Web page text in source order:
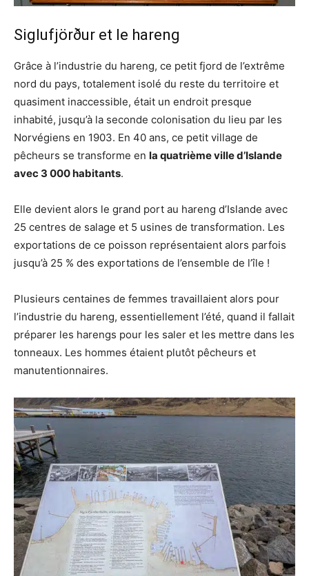
Siglufjörður et le hareng
Grâce à l’industrie du hareng, ce petit fjord de l’extrême
nord du pays, totalement isolé du reste du territoire et
quasiment inaccessible, était un endroit presque
inhabité, jusqu’à la seconde colonisation du lieu par les
Norvégiens en 1903. En 40 ans, ce petit village de
pêcheurs se transforme en la quatrième ville d’Islande
avec 3 000 habitants.
Elle devient alors le grand port au hareng d’Islande avec
25 centres de salage et 5 usines de transformation. Les
exportations de ce poisson représentaient alors parfois
jusqu’à 25 % des exportations de l’ensemble de l’île !
Plusieurs centaines de femmes travaillaient alors pour
l’industrie du hareng, essentiellement l’été, quand il fallait
préparer les harengs pour les saler et les mettre dans les
tonneaux. Les hommes étaient plutôt pêcheurs et
manutentionnaires.